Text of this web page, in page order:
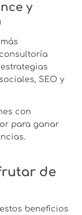
y
SEO y
con
para ganar
de
beneficios